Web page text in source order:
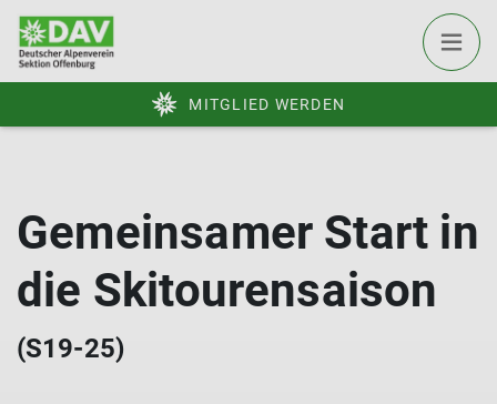
MITGLIED WERDEN
Gemeinsamer Start in
die Skitourensaison
(S19-25)